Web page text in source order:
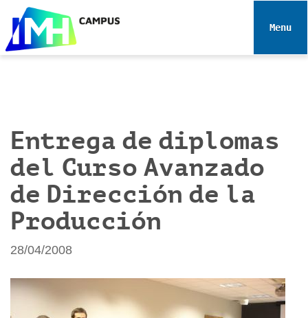
e
Toggle
Entrega de diplomas
del Curso Avanzado
de Dirección de la
Producción
28/04/2008